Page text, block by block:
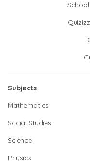
Subjects
Mathematics
Social Studies
Science
Physics